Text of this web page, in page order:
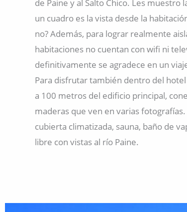
de Paine y al Salto Chico. Les muestro
un cuadro es la vista desde la
no? Además, para lograr realmente
habitaciones no cuentan con wifi ni
definitivamente se agradece en un
Para disfrutar también dentro del
a 100 metros del edificio principal,
maderas que ven en varias
cubierta climatizada, sauna, baño de
libre con vistas al río Paine.